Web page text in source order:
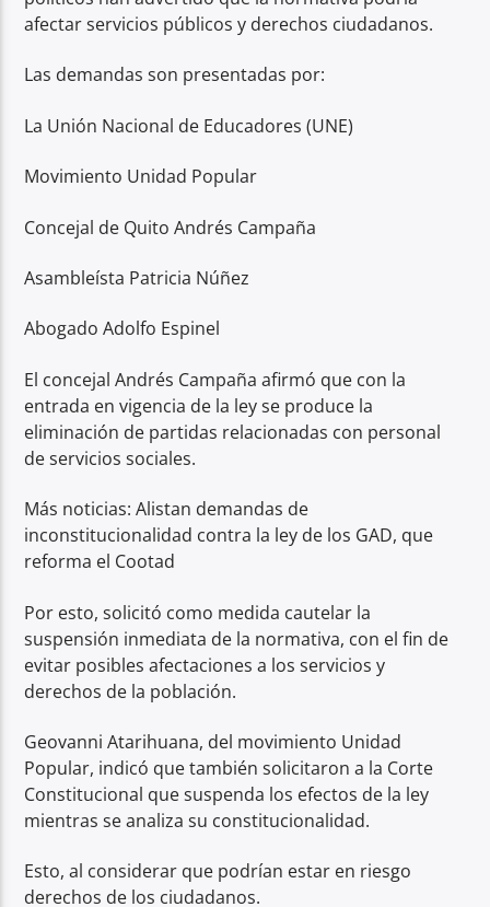
afectar servicios públicos y derechos ciudadanos.
Las demandas son presentadas por:
La Unión Nacional de Educadores (UNE)
Movimiento Unidad Popular
Concejal de Quito Andrés Campaña
Asambleísta Patricia Núñez
Abogado Adolfo Espinel
El concejal Andrés Campaña afirmó que con la
entrada en vigencia de la ley se produce la
eliminación de partidas relacionadas con personal
de servicios sociales.
Más noticias: Alistan demandas de
inconstitucionalidad contra la ley de los GAD, que
reforma el Cootad
Por esto, solicitó como medida cautelar la
suspensión inmediata de la normativa, con el fin de
evitar posibles afectaciones a los servicios y
derechos de la población.
Geovanni Atarihuana, del movimiento Unidad
Popular, indicó que también solicitaron a la Corte
Constitucional que suspenda los efectos de la ley
mientras se analiza su constitucionalidad.
Esto, al considerar que podrían estar en riesgo
derechos de los ciudadanos.